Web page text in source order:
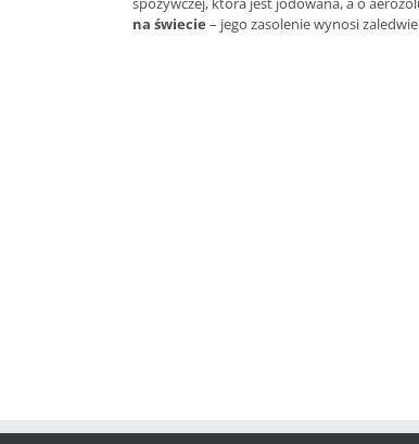
na świecie – jego zasolenie wynosi